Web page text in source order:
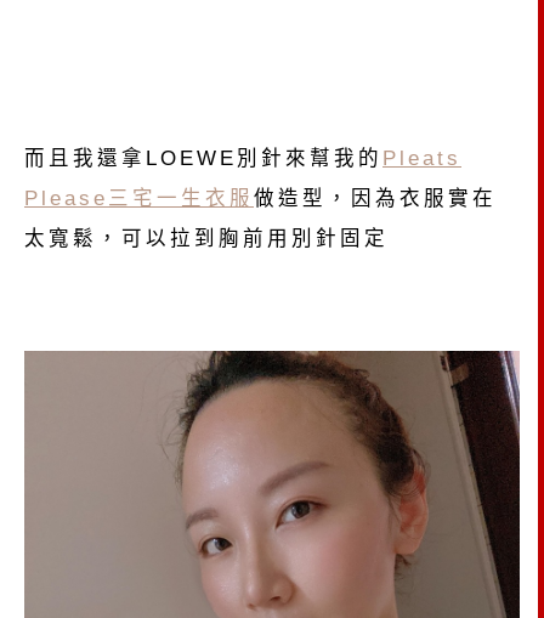
而且我還拿LOEWE別針來幫我的 Pleats
Please三宅一生衣服 做造型，因為衣服實在
太寬鬆，可以拉到胸前用別針固定